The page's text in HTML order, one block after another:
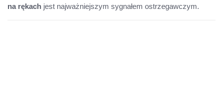
na rękach jest najważniejszym sygnałem ostrzegawczym.